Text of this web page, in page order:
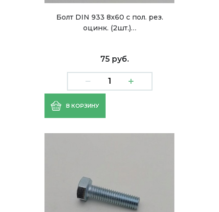
Болт DIN 933 8х60 с пол. рез.
оцинк. (2шт.)…
75 руб.
В КОРЗИНУ